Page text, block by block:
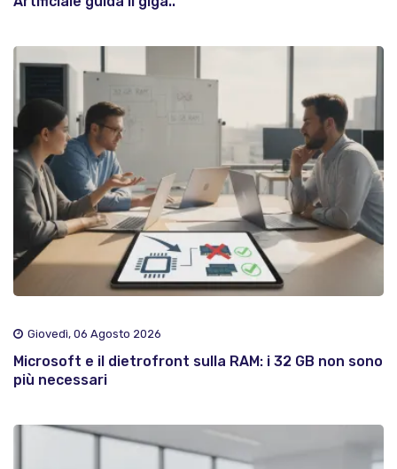
Giovedì, 06 Agosto 2026
Microsoft e il dietrofront sulla RAM: i 32 GB non sono
più necessari